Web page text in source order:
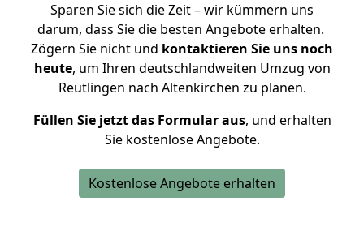
Sparen Sie sich die Zeit – wir kümmern uns
darum, dass Sie die besten Angebote erhalten.
Zögern Sie nicht und kontaktieren Sie uns noch
heute, um Ihren deutschlandweiten Umzug von
Reutlingen nach Altenkirchen zu planen.
Füllen Sie jetzt das Formular aus, und erhalten
Sie kostenlose Angebote.
Kostenlose Angebote erhalten